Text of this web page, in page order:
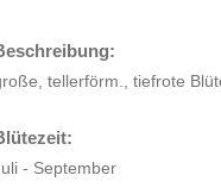
tellerförm., tiefrote
- September